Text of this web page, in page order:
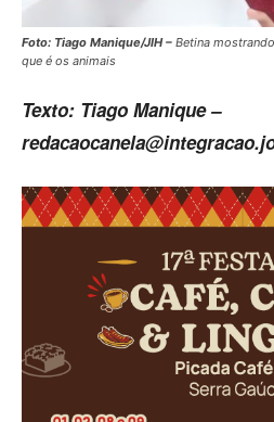
Foto: Tiago Manique/JIH – Betina
que é os animais
Texto: Tiago Manique –